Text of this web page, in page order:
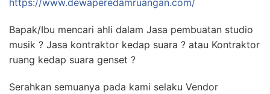
https://www.dewaperedamruangan.com/
Bapak/Ibu mencari ahli dalam Jasa pembuatan studio
musik ? Jasa kontraktor kedap suara ? atau Kontraktor
ruang kedap suara genset ?
Serahkan semuanya pada kami selaku Vendor